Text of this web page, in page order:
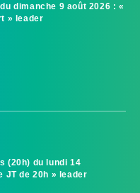
dimanche 9 août 2026 : «
» leader
(20h) du lundi 14
JT de 20h » leader